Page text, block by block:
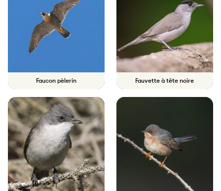
Faucon pèlerin Fauvette à tête noire